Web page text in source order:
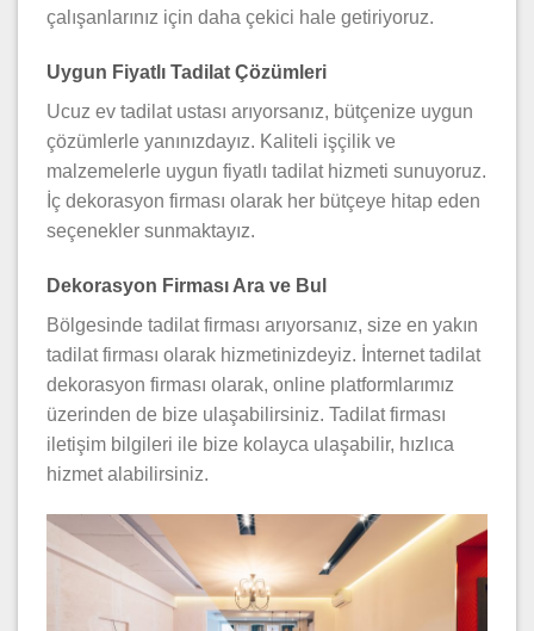
çalışanlarınız için daha çekici hale getiriyoruz.
Uygun Fiyatlı Tadilat Çözümleri
Ucuz ev tadilat ustası arıyorsanız, bütçenize uygun
çözümlerle yanınızdayız. Kaliteli işçilik ve
malzemelerle uygun fiyatlı tadilat hizmeti sunuyoruz.
İç dekorasyon firması olarak her bütçeye hitap eden
seçenekler sunmaktayız.
Dekorasyon Firması Ara ve Bul
Bölgesinde tadilat firması arıyorsanız, size en yakın
tadilat firması olarak hizmetinizdeyiz. İnternet tadilat
dekorasyon firması olarak, online platformlarımız
üzerinden de bize ulaşabilirsiniz. Tadilat firması
iletişim bilgileri ile bize kolayca ulaşabilir, hızlıca
hizmet alabilirsiniz.